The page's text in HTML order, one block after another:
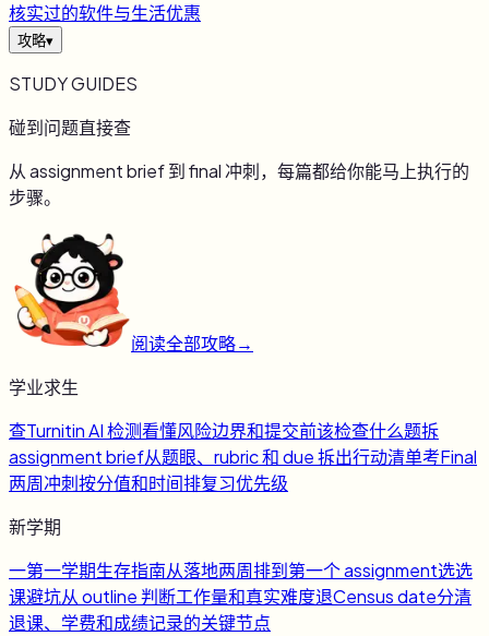
核实过的软件与生活优惠
攻略▾
STUDY GUIDES
碰到问题直接查
从 assignment brief 到 final 冲刺，每篇都给你能马上执行的
步骤。
阅读全部攻略→
学业求生
查Turnitin AI 检测看懂风险边界和提交前该检查什么题拆
assignment brief从题眼、rubric 和 due 拆出行动清单考Final
两周冲刺按分值和时间排复习优先级
新学期
一第一学期生存指南从落地两周排到第一个 assignment选选
课避坑从 outline 判断工作量和真实难度退Census date分清
退课、学费和成绩记录的关键节点